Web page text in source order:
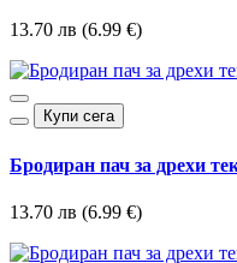
13.70 лв (6.99 €)
Купи сега
Бродиран пач за дрехи
13.70 лв (6.99 €)